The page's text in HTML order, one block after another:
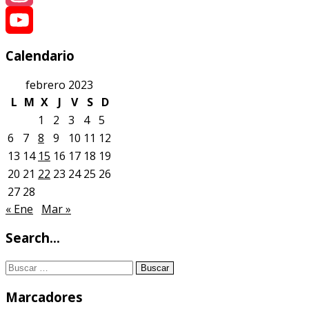
Instagram
YouTube
Calendario
febrero 2023
L M X J V S
D
1
2 3 4 5
6
7 8 9 10 11 12
13 14 15 16 17 18 19
20 21 22 23 24 25 26
27 28
« Ene
Mar »
Search…
Buscar:
Marcadores